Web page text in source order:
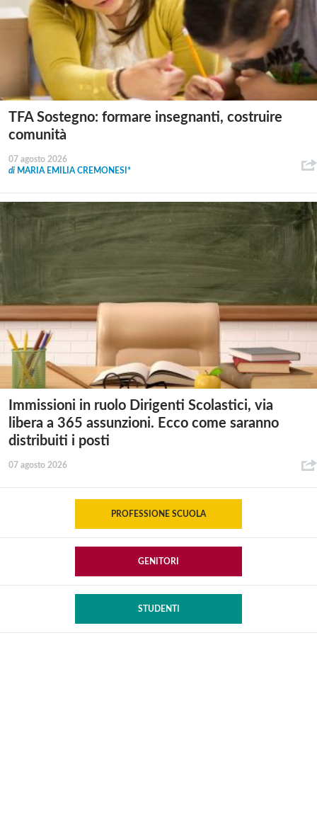
TFA Sostegno: formare insegnanti, costruire
comunità
07 agosto 2026
di MARIA EMILIA CREMONESI*
Immissioni in ruolo Dirigenti Scolastici, via
libera a 365 assunzioni. Ecco come saranno
distribuiti i posti
07 agosto 2026
PROFESSIONE SCUOLA
GENITORI
STUDENTI